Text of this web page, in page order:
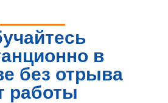
в
без отрыва
работы